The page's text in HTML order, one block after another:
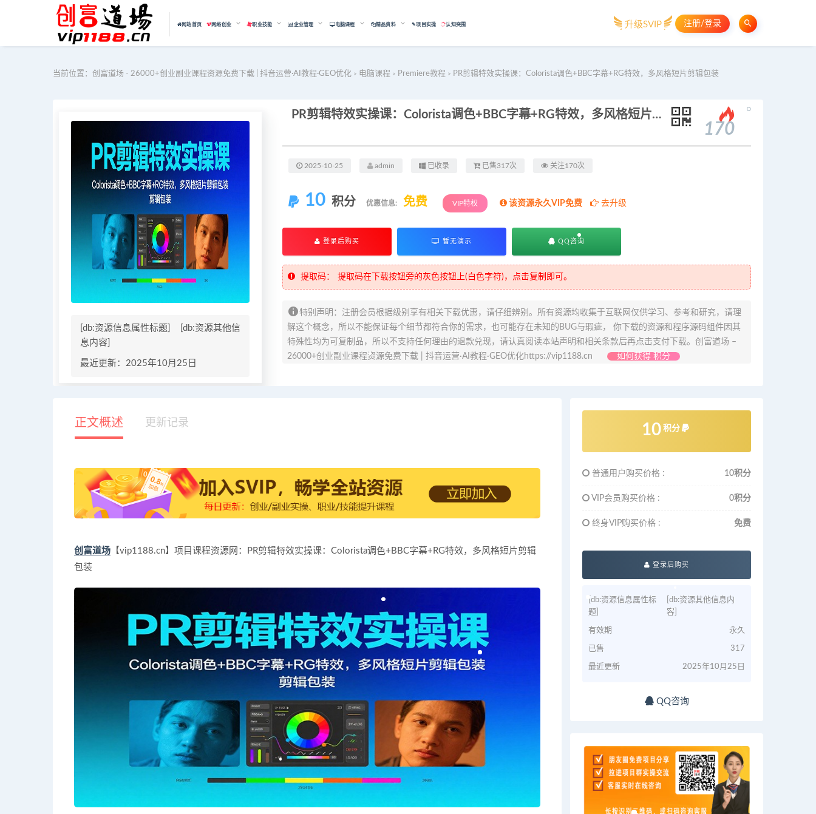
网站首页 网络创业 职业技能 企业管理 电脑课程 精品资料 ✎项目实操 认知突围 升级SVIP 注册/登录
当前位置： 创富道场 - 26000+创业副业课程资源免费下载 | 抖音运营·AI教程·GEO优化 > 电脑课程 > Premiere教程 > PR剪辑特效实操课：Colorista调色+BBC字幕+RG特效，多风格短片剪辑包装
[db:资源信息属性标题]
[db:资源其他信
息内容]
最近更新：2025年10月25日
PR剪辑特效实操课：Colorista调色+BBC字幕+RG特效，多风格短片剪辑包装
170
。
2025-10-25 admin 已收录 已售317次 关注170次
10 积分 优惠信息: 免费 VIP特权 该资源永久VIP免费 去升级
登录后购买 暂无演示 QQ咨询
提取码： 提取码在下载按钮旁的灰色按钮上(白色字符)，点击复制即可。
特别声明：注册会员根据级别享有相关下载优惠，请仔细辨别。所有资源均收集于互联网仅供学习、参考和研究，请理
解这个概念，所以不能保证每个细节都符合你的需求，也可能存在未知的BUG与瑕疵， 你下载的资源和程序源码组件因其
特殊性均为可复制品，所以不支持任何理由的退款兑现，请认真阅读本站声明和相关条款后再点击支付下载。创富道场 –
26000+创业副业课程资源免费下载 | 抖音运营·AI教程·GEO优化https://vip1188.cn
如何获得 积分
正文概述 更新记录
创富道场 【vip1188.cn】项目课程资源网：PR剪辑特效实操课：Colorista调色+BBC字幕+RG特效，多风格短片剪辑
包装
10 积分
普通用户购买价格 : 10积分
VIP会员购买价格 : 0积分
终身VIP购买价格 : 免费
登录后购买
[db:资源信息属性标
题]
[db:资源其他信息内
容]
有效期 永久
已售 317
最近更新 2025年10月25日
QQ咨询